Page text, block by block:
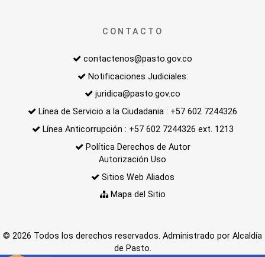
CONTACTO
contactenos@pasto.gov.co
Notificaciones Judiciales:
juridica@pasto.gov.co
Línea de Servicio a la Ciudadania : +57 602 7244326
Línea Anticorrupción : +57 602 7244326 ext. 1213
Política Derechos de Autor
Autorización Uso
Sitios Web Aliados
Mapa del Sitio
© 2026 Todos los derechos reservados. Administrado por Alcaldía
de Pasto.